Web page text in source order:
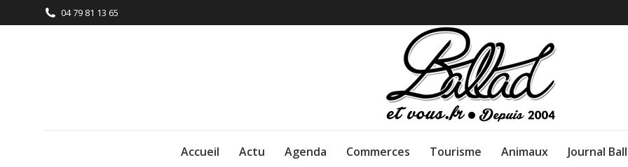
04 79 81 13 65
Accueil Actu Agenda Commerces Tourisme Animaux Journal